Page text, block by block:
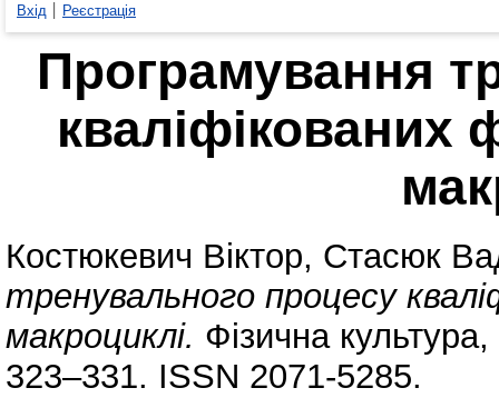
Вхід Реєстрація
Програмування
кваліфікованих
Костюкевич Віктор, Стасюк
тренувального процесу
макроциклі. Фізична
323–331. ISSN 2071-5285.